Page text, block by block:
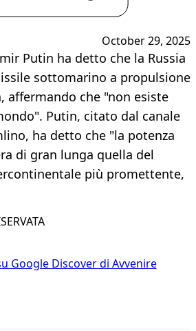
October 29, 2025
Putin ha detto che la Russia
sottomarino a propulsione
affermando che "non esiste
Putin, citato dal canale
ha detto che "la potenza
di gran lunga quella del
più promettente,
Google Discover di Avvenire